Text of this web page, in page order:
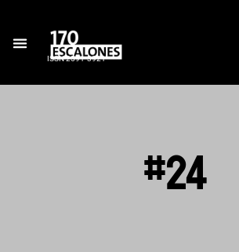
contenido
ISSN 2591-3921
#24